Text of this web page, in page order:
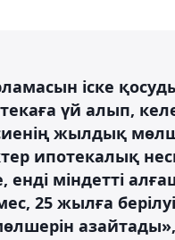
іске
үй алып,
жылдық
ипотекалық
енді міндетті
25 жылға
азайтады»,